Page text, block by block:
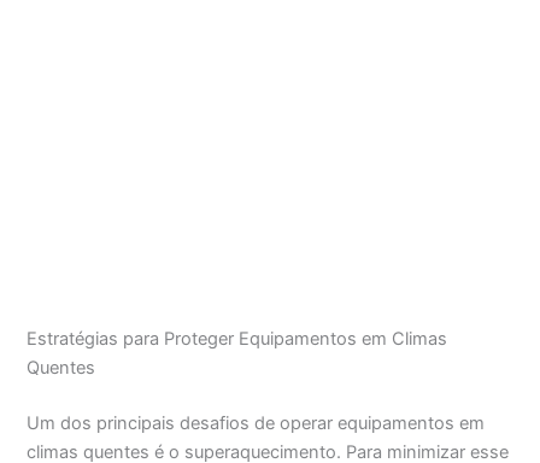
Estratégias para Proteger Equipamentos em Climas
Quentes
Um dos principais desafios de operar equipamentos em
climas quentes é o superaquecimento. Para minimizar esse